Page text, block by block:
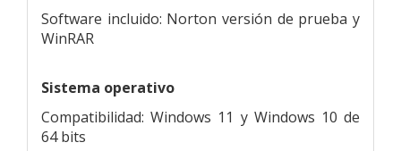
Software incluido: Norton versión de prueba y
WinRAR
Sistema operativo
Compatibilidad: Windows 11 y Windows 10 de
64 bits